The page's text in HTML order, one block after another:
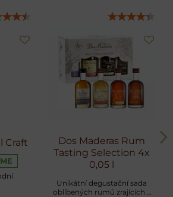
Craft
Dos Maderas Rum
Tasting Selection 4x
0,05 l
Unikátní degustační sada
oblíbených rumů zrajících v